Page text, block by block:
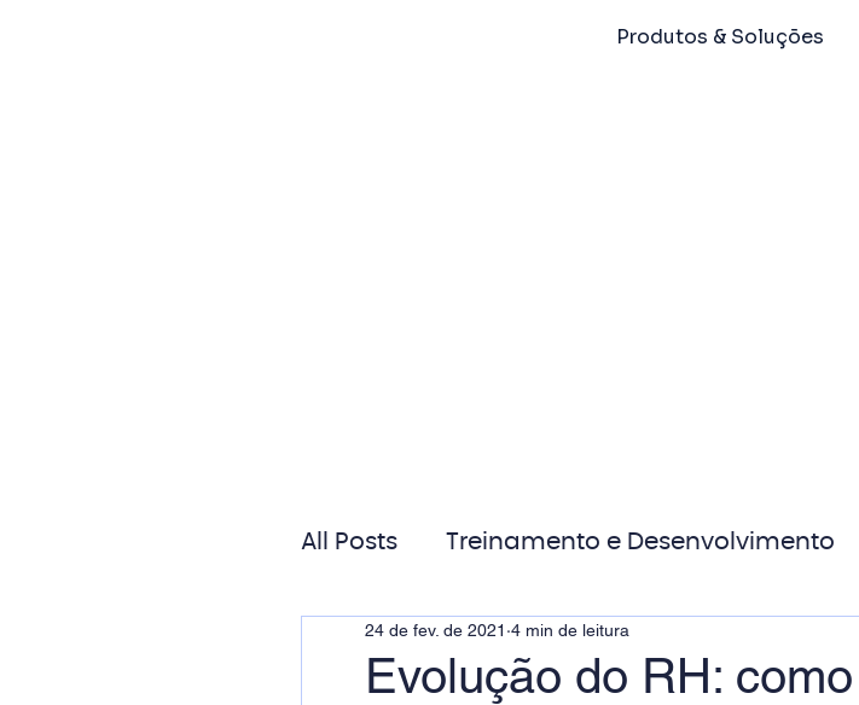
Produtos & Soluções
All Posts Treinamento e Desenvolvimento
Gestão de Pessoas MicroPower
Evolução do RH:
24 de fev. de 2021 4 min de leitura